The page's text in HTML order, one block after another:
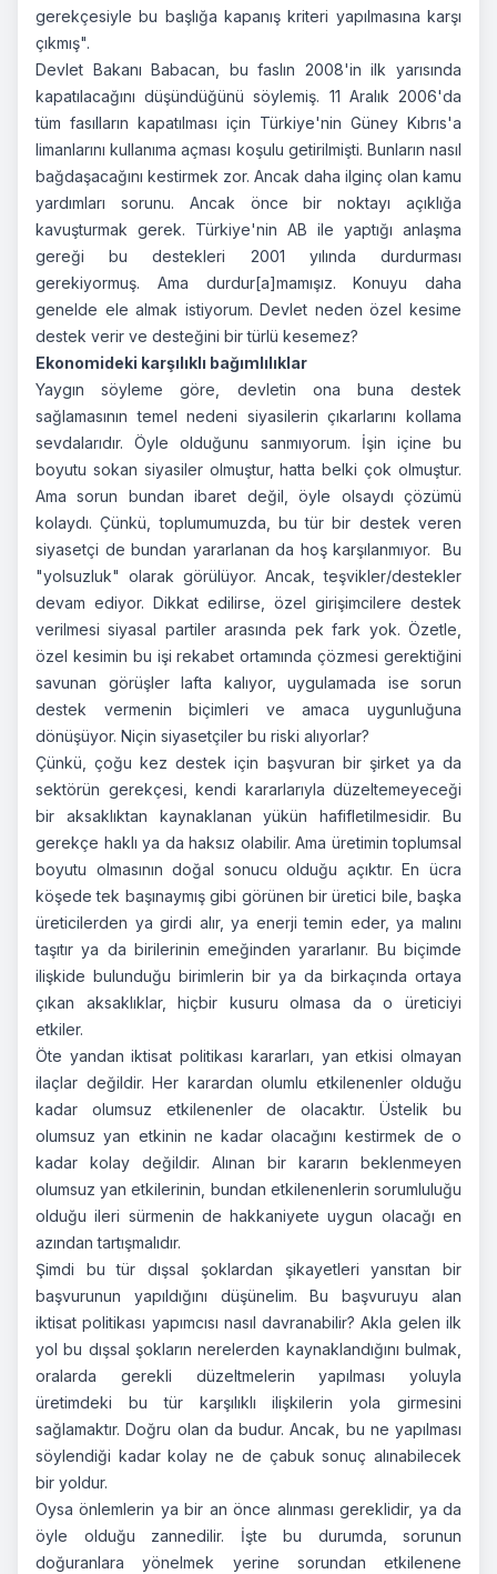
gerekçesiyle bu başlığa kapanış kriteri yapılmasına karşı
çıkmış".
Devlet Bakanı Babacan, bu faslın 2008'in ilk yarısında
kapatılacağını düşündüğünü söylemiş. 11 Aralık 2006'da
tüm fasılların kapatılması için Türkiye'nin Güney Kıbrıs'a
limanlarını kullanıma açması koşulu getirilmişti. Bunların nasıl
bağdaşacağını kestirmek zor. Ancak daha ilginç olan kamu
yardımları sorunu. Ancak önce bir noktayı açıklığa
kavuşturmak gerek. Türkiye'nin AB ile yaptığı anlaşma
gereği bu destekleri 2001 yılında durdurması
gerekiyormuş. Ama durdur[a]mamışız. Konuyu daha
genelde ele almak istiyorum. Devlet neden özel kesime
destek verir ve desteğini bir türlü kesemez?
Ekonomideki karşılıklı bağımlılıklar
Yaygın söyleme göre, devletin ona buna destek
sağlamasının temel nedeni siyasilerin çıkarlarını kollama
sevdalarıdır. Öyle olduğunu sanmıyorum. İşin içine bu
boyutu sokan siyasiler olmuştur, hatta belki çok olmuştur.
Ama sorun bundan ibaret değil, öyle olsaydı çözümü
kolaydı. Çünkü, toplumumuzda, bu tür bir destek veren
siyasetçi de bundan yararlanan da hoş karşılanmıyor. Bu
"yolsuzluk" olarak görülüyor. Ancak, teşvikler/destekler
devam ediyor. Dikkat edilirse, özel girişimcilere destek
verilmesi siyasal partiler arasında pek fark yok. Özetle,
özel kesimin bu işi rekabet ortamında çözmesi gerektiğini
savunan görüşler lafta kalıyor, uygulamada ise sorun
destek vermenin biçimleri ve amaca uygunluğuna
dönüşüyor. Niçin siyasetçiler bu riski alıyorlar?
Çünkü, çoğu kez destek için başvuran bir şirket ya da
sektörün gerekçesi, kendi kararlarıyla düzeltemeyeceği
bir aksaklıktan kaynaklanan yükün hafifletilmesidir. Bu
gerekçe haklı ya da haksız olabilir. Ama üretimin toplumsal
boyutu olmasının doğal sonucu olduğu açıktır. En ücra
köşede tek başınaymış gibi görünen bir üretici bile, başka
üreticilerden ya girdi alır, ya enerji temin eder, ya malını
taşıtır ya da birilerinin emeğinden yararlanır. Bu biçimde
ilişkide bulunduğu birimlerin bir ya da birkaçında ortaya
çıkan aksaklıklar, hiçbir kusuru olmasa da o üreticiyi
etkiler.
Öte yandan iktisat politikası kararları, yan etkisi olmayan
ilaçlar değildir. Her karardan olumlu etkilenenler olduğu
kadar olumsuz etkilenenler de olacaktır. Üstelik bu
olumsuz yan etkinin ne kadar olacağını kestirmek de o
kadar kolay değildir. Alınan bir kararın beklenmeyen
olumsuz yan etkilerinin, bundan etkilenenlerin sorumluluğu
olduğu ileri sürmenin de hakkaniyete uygun olacağı en
azından tartışmalıdır.
Şimdi bu tür dışsal şoklardan şikayetleri yansıtan bir
başvurunun yapıldığını düşünelim. Bu başvuruyu alan
iktisat politikası yapımcısı nasıl davranabilir? Akla gelen ilk
yol bu dışsal şokların nerelerden kaynaklandığını bulmak,
oralarda gerekli düzeltmelerin yapılması yoluyla
üretimdeki bu tür karşılıklı ilişkilerin yola girmesini
sağlamaktır. Doğru olan da budur. Ancak, bu ne yapılması
söylendiği kadar kolay ne de çabuk sonuç alınabilecek
bir yoldur.
Oysa önlemlerin ya bir an önce alınması gereklidir, ya da
öyle olduğu zannedilir. İşte bu durumda, sorunun
doğuranlara yönelmek yerine sorundan etkilenene